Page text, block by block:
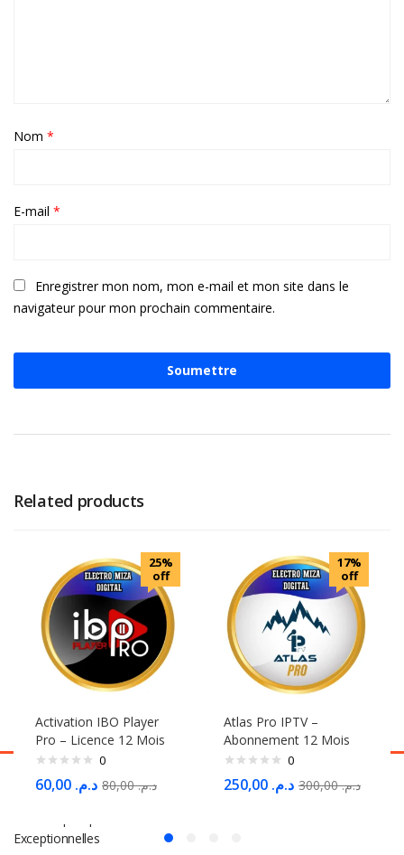
Nom *
E-mail *
Enregistrer mon nom, mon e-mail et mon site dans le
navigateur pour mon prochain commentaire.
Related products
25%
off
Activation IBO Player
Pro – Licence 12 Mois
0
د.م. د.م.80,00
17%
off
Atlas Pro IPTV –
Abonnement 12 Mois
0
د.م. د.م.300,00
S'abonner à la Newsletter
Exceptionnelles